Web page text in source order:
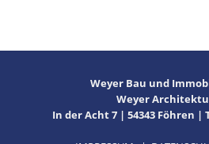
Weyer Bau und
Weyer
In der Acht 7 | 54343 Föhren |